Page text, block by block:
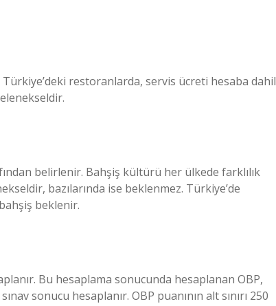
Türkiye’deki restoranlarda, servis ücreti hesaba dahil
belirlenir. Bahşiş kültürü her ülkede farklılık
bazılarında ise beklenmez. Türkiye’de
beklenir.
Bu hesaplama sonucunda hesaplanan OBP,
sonucu hesaplanır. OBP puanının alt sınırı 250